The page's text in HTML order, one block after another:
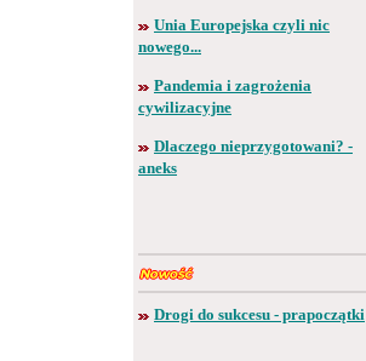
Unia Europejska czyli nic
nowego...
Pandemia i zagrożenia
cywilizacyjne
Dlaczego nieprzygotowani? -
aneks
Drogi do sukcesu - prapoczątki